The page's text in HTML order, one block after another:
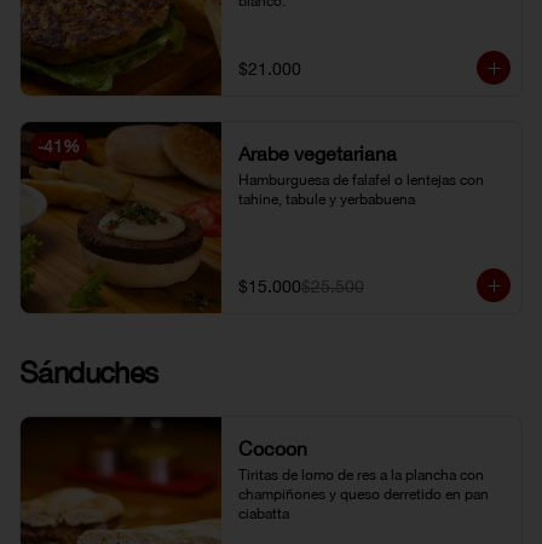
$21.000
-41 % Árabe vegetariana
Hamburguesa de falafel o lentejas con
tahine, tabule y yerbabuena
$15.000$25.500
Sánduches
Cocoon
Tiritas de lomo de res a la plancha con
champiñones y queso derretido en pan
ciabatta